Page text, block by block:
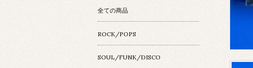
全ての商品
ROCK/POPS
SOUL/FUNK/DISCO